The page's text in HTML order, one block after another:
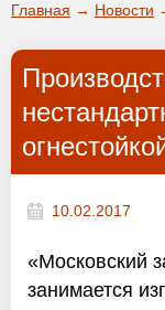
О заводе
Доставка
Галерея
Главная → Новости
10.02.2017
«Московский
занимается